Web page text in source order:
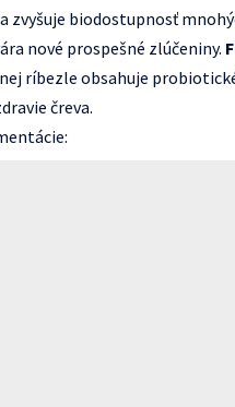
zvyšuje biodostupnosť
nové prospešné zlúčeniny.
ríbezle obsahuje
čreva.